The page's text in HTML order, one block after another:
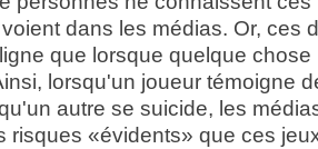
dans les médias. Or, ces
que lorsque quelque
lorsqu'un joueur témoigne
autre se suicide, les
risques «évidents» que ces